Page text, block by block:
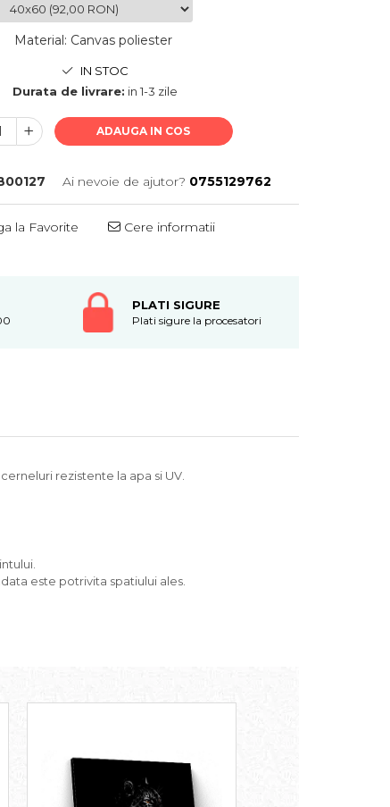
Material: Canvas poliester
IN STOC
Durata de livrare: in 1-3 zile
ADAUGA IN COS
Ai nevoie de ajutor? 0755129762
la Favorite Cere informatii
PLATI SIGURE
Plati sigure la procesatori
rezistente la apa si UV.
este potrivita spatiului ales.